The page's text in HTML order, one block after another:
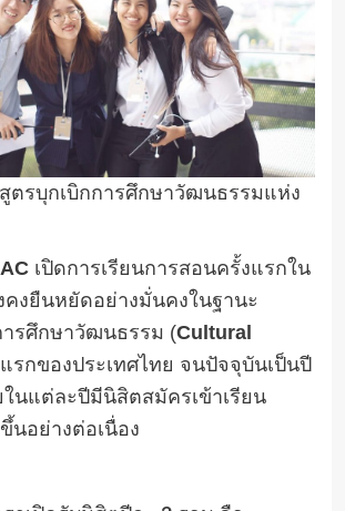
ตรบุกเบิกการศึกษาวัฒนธรรมแห่ง
เปิดการเรียนการสอนครั้งแรกใน
คงยืนหยัดอย่างมั่นคงในฐานะ
รศึกษาวัฒนธรรม (Cultural
รกของประเทศไทย จนปัจจุบันเป็นปี
นแต่ละปีมีนิสิตสมัครเข้าเรียน
นอย่างต่อเนื่อง